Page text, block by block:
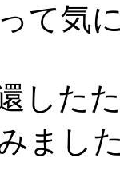
て気
した
まし